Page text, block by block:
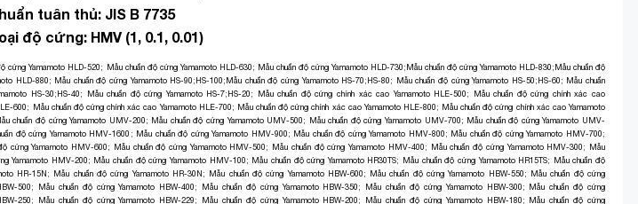
tuân thủ: JIS B 7735
độ cứng: HMV (1, 0.1, 0.01)
cứng Yamamoto HLD-520; Mẫu chuẩn độ cứng Yamamoto HLD-630; Mẫu chuẩn độ cứng Yamamoto HLD-730;Mẫu chuẩn độ cứng Yamamoto HLD-830;Mẫu chuẩn độ
HLD-880; Mẫu chuẩn độ cứng Yamamoto HS-90;HS-100;Mẫu chuẩn độ cứng Yamamoto HS-70;HS-80; Mẫu chuẩn độ cứng Yamamoto HS-50;HS-60; Mẫu chuẩn
HS-30;HS-40; Mẫu chuẩn độ cứng Yamamoto HS-7;HS-20; Mẫu chuẩn độ cứng chính xác cao Yamamoto HLE-500;
Mẫu chuẩn độ cứng chính xác cao
600; Mẫu chuẩn độ cứng chính xác cao Yamamoto HLE-700; Mẫu chuẩn độ cứng chính xác cao Yamamoto HLE-800; Mẫu chuẩn độ cứng chính xác cao Yamamoto
chuẩn độ cứng Yamamoto UMV-200; Mẫu chuẩn độ cứng Yamamoto UMV-500; Mẫu chuẩn độ cứng Yamamoto UMV-700; Mẫu chuẩn độ cứng Yamamoto UMV-
độ cứng Yamamoto HMV-1600 ; Mẫu chuẩn độ cứng Yamamoto HMV-900; Mẫu chuẩn độ cứng Yamamoto HMV-800; Mẫu chuẩn độ cứng Yamamoto HMV-700;
cứng Yamamoto HMV-600; Mẫu chuẩn độ cứng Yamamoto HMV-500; Mẫu chuẩn độ cứng Yamamoto HMV-400; Mẫu chuẩn độ cứng Yamamoto HMV-300; Mẫu
Yamamoto HMV-200; Mẫu chuẩn độ cứng Yamamoto HMV-100; Mẫu chuẩn độ cứng Yamamoto HR30TS; Mẫu chuẩn độ cứng Yamamoto HR15TS; Mẫu chuẩn độ
HR-15N; Mẫu chuẩn độ cứng Yamamoto HR-30N; Mẫu chuẩn độ cứng Yamamoto HBW-600; Mẫu chuẩn độ cứng Yamamoto HBW-550; Mẫu chuẩn độ cứng
500; Mẫu chuẩn độ cứng Yamamoto HBW-400; Mẫu chuẩn độ cứng Yamamoto HBW-350; Mẫu chuẩn độ cứng Yamamoto HBW-300; Mẫu chuẩn độ cứng
250; Mẫu chuẩn độ cứng Yamamoto HBW-229; Mẫu chuẩn độ cứng Yamamoto HBW-200; Mẫu chuẩn độ cứng Yamamoto HBW-180; Mẫu chuẩn độ cứng